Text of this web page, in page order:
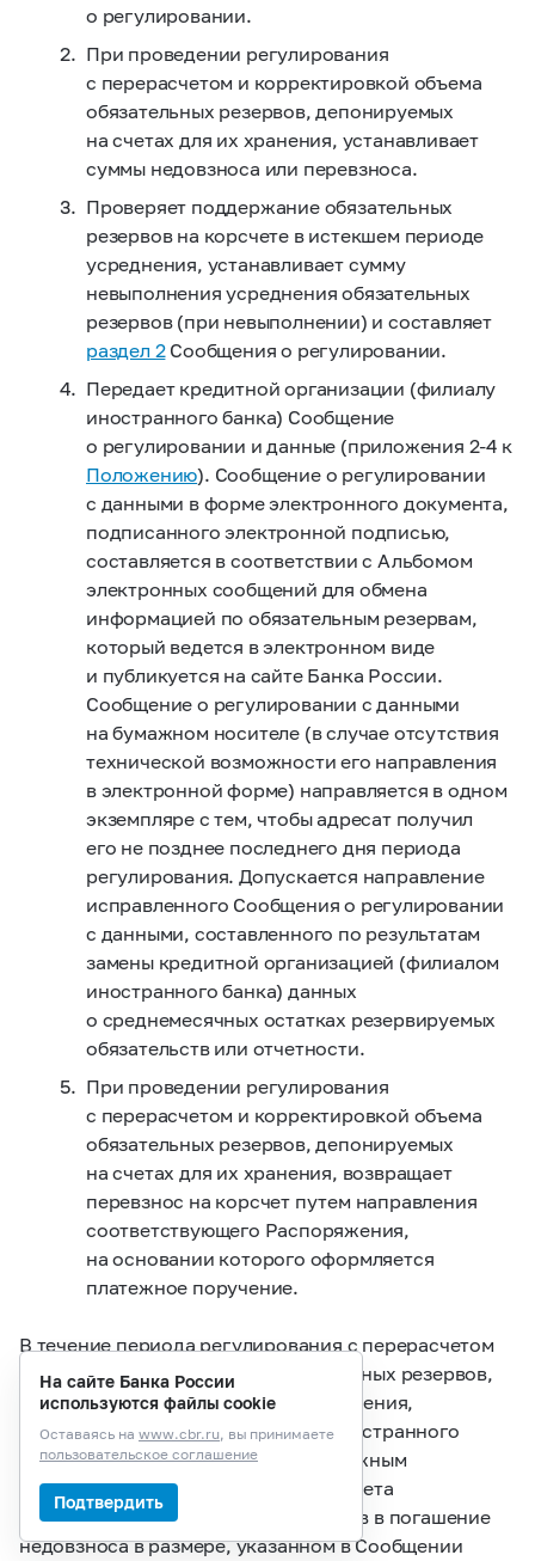
о регулировании.
При проведении регулирования
с перерасчетом и корректировкой объема
обязательных резервов, депонируемых
на счетах для их хранения, устанавливает
суммы недовзноса или перевзноса.
Проверяет поддержание обязательных
резервов на корсчете в истекшем периоде
усреднения, устанавливает сумму
невыполнения усреднения обязательных
резервов (при невыполнении) и составляет
раздел 2Сообщения о регулировании.
Передает кредитной организации (филиалу
иностранного банка) Сообщение
о регулировании и данные (приложения 2-4 к
Положению). Сообщение о регулировании
с данными в форме электронного документа,
подписанного электронной подписью,
составляется в соответствии с Альбомом
электронных сообщений для обмена
информацией по обязательным резервам,
который ведется в электронном виде
и публикуется на сайте Банка России.
Сообщение о регулировании с данными
на бумажном носителе (в случае отсутствия
технической возможности его направления
в электронной форме) направляется в одном
экземпляре с тем, чтобы адресат получил
его не позднее последнего дня периода
регулирования. Допускается направление
исправленного Сообщения о регулировании
с данными, составленного по результатам
замены кредитной организацией (филиалом
иностранного банка) данных
о среднемесячных остатках резервируемых
обязательств или отчетности.
При проведении регулирования
с перерасчетом и корректировкой объема
обязательных резервов, депонируемых
на счетах для их хранения, возвращает
перевзнос на корсчет путем направления
соответствующего Распоряжения,
на основании которого оформляется
платежное поручение.
В течение периода регулирования с перерасчетом
и корректировкой объема обязательных резервов,
депонируемых на счетах для их хранения,
кредитная организация (филиал иностранного
банка) осуществляет перевод платежным
поручением денежных средств на счета
для хранения обязательных резервов в погашение
недовзноса в размере, указанном в Сообщении
На сайте Банка России
используются файлы cookie
Оставаясь на www.cbr.ru, вы принимаете
пользовательское соглашение
Подтвердить